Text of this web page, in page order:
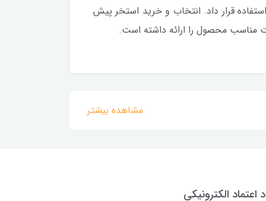
قرار داد. انتخاب و خرید استخر پیش
مناسب محصول را ارائه داشته است.
مشاهده بیشتر
اعتماد الکترونیکی